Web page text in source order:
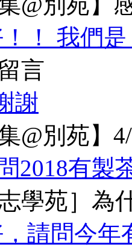
！ 我們
言
謝
集@別苑】
2018有製
志學苑］為
請問今年